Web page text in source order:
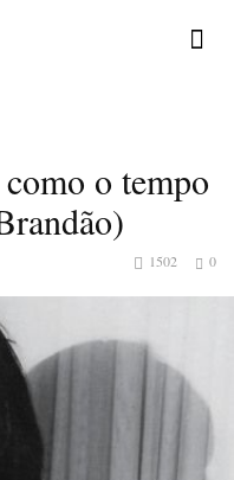
o tempo
0
1502